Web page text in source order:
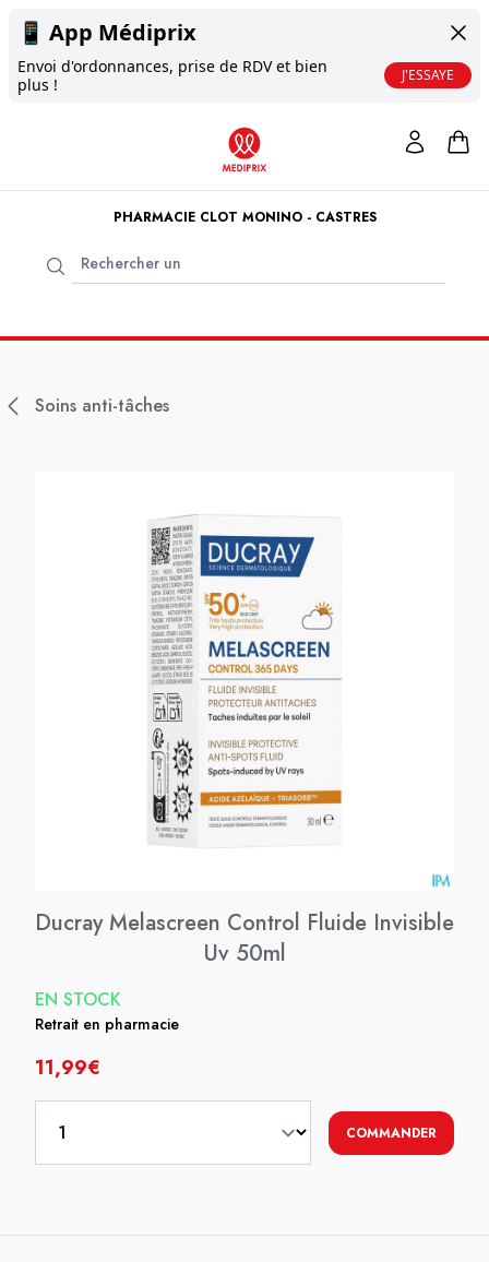
📱 App Médiprix
Envoi d'ordonnances, prise de RDV et bien
plus !
J'ESSAYE
PHARMACIE CLOT MONINO - CASTRES
Soins anti-tâches
Ducray Melascreen Control Fluide Invisible
Uv 50ml
EN STOCK
Retrait en pharmacie
11,99€
COMMANDER